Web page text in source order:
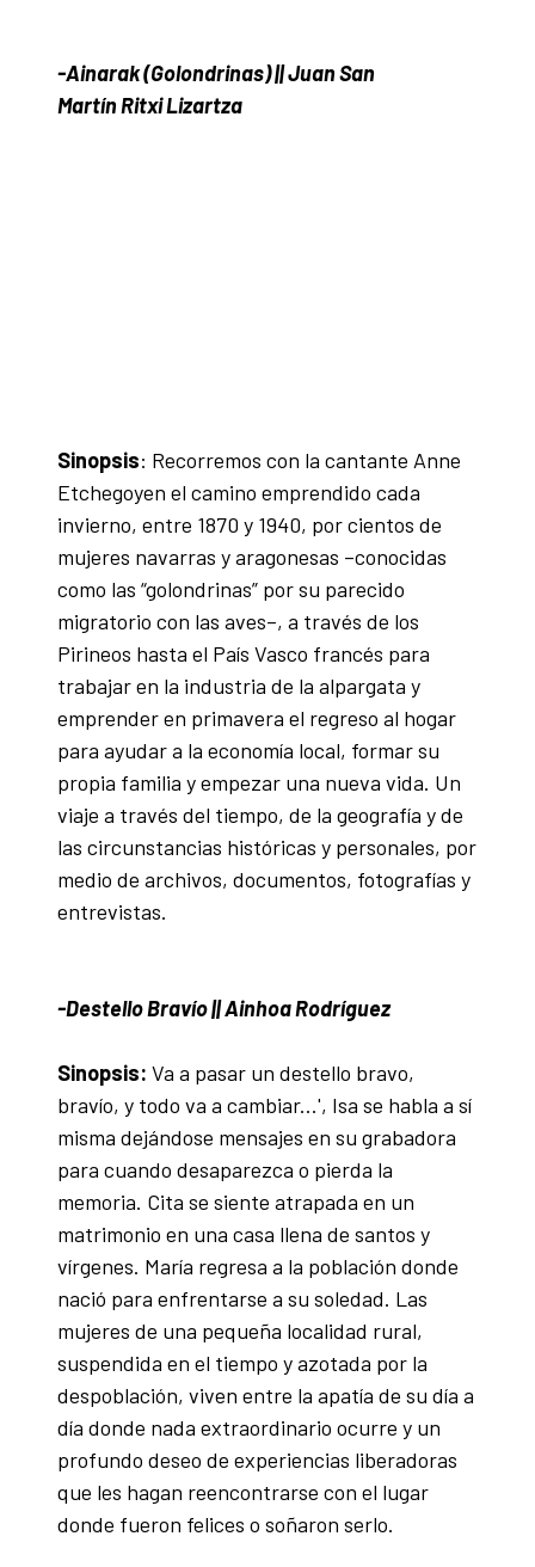
-Ainarak (Golondrinas) || Juan San
Martín Ritxi Lizartza
Sinopsis: Recorremos con la cantante Anne
Etchegoyen el camino emprendido cada
invierno, entre 1870 y 1940, por cientos de
mujeres navarras y aragonesas –conocidas
como las “golondrinas” por su parecido
migratorio con las aves–, a través de los
Pirineos hasta el País Vasco francés para
trabajar en la industria de la alpargata y
emprender en primavera el regreso al hogar
para ayudar a la economía local, formar su
propia familia y empezar una nueva vida. Un
viaje a través del tiempo, de la geografía y de
las circunstancias históricas y personales, por
medio de archivos, documentos, fotografías y
entrevistas.
-Destello Bravío || Ainhoa Rodríguez
Sinopsis: Va a pasar un destello bravo,
bravío, y todo va a cambiar...', Isa se habla a sí
misma dejándose mensajes en su grabadora
para cuando desaparezca o pierda la
memoria. Cita se siente atrapada en un
matrimonio en una casa llena de santos y
vírgenes. María regresa a la población donde
nació para enfrentarse a su soledad. Las
mujeres de una pequeña localidad rural,
suspendida en el tiempo y azotada por la
despoblación, viven entre la apatía de su día a
día donde nada extraordinario ocurre y un
profundo deseo de experiencias liberadoras
que les hagan reencontrarse con el lugar
donde fueron felices o soñaron serlo.